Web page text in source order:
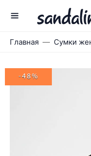
Главная Сумки
-48%